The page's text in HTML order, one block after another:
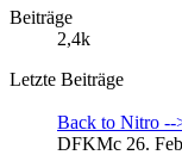
Beiträge
2,4k
Letzte Beiträge
Back to Nitro --
DFKMc 26.